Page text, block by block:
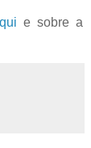
e sobre a